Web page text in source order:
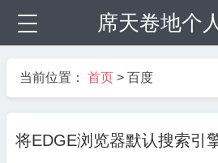
席天卷地个
当前位置： 首页 > 百度
将EDGE浏览器默认搜索引